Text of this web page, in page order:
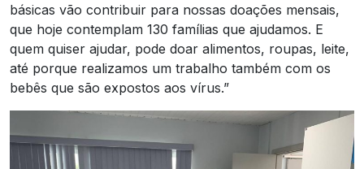
básicas vão contribuir para nossas doações mensais,
que hoje contemplam 130 famílias que ajudamos. E
quem quiser ajudar, pode doar alimentos, roupas, leite,
até porque realizamos um trabalho também com os
bebês que são expostos aos vírus.”